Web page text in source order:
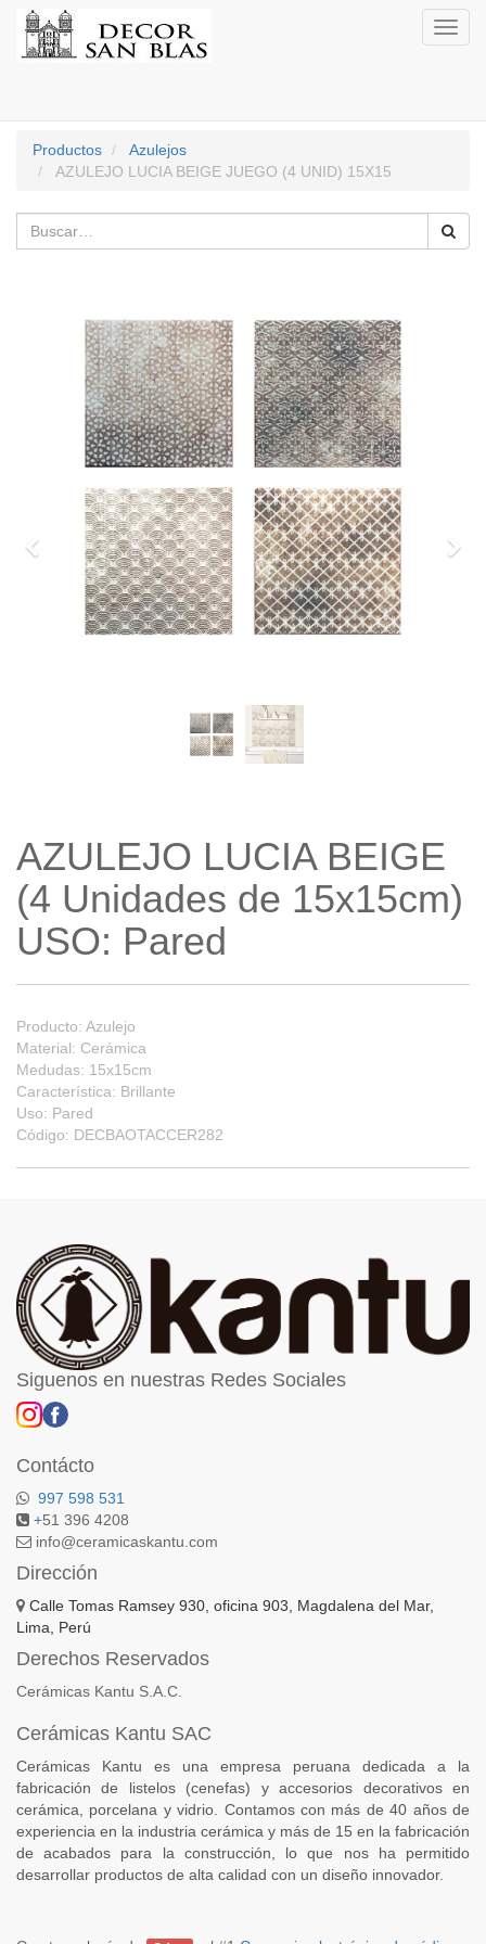
Productos
Azulejos
AZULEJO LUCIA BEIGE JUEGO (4 UNID) 15X15
Previo
AZULEJO LUCIA BEIGE
(4 Unidades de 15x15cm)
USO: Pared
Producto: Azulejo
Material: Cerámica
Medudas: 15x15cm
Característica: Brillante
Uso: Pared
Código: DECBAOTACCER282
Siguenos en nuestras Redes Sociales
Contácto
997 598 531
+51 396 4208
info@ceramicaskantu.com
Dirección
Calle Tomas Ramsey 930, oficina 903, Magdalena del Mar,
Lima, Perú
Derechos Reservados
Cerámicas Kantu S.A.C.
Cerámicas Kantu SAC
Cerámicas Kantu es una empresa peruana dedicada a la
fabricación de listelos (cenefas) y accesorios decorativos en
cerámica, porcelana y vidrio. Contamos con más de 40 años de
experiencia en la industria cerámica y más de 15 en la fabricación
de acabados para la construcción, lo que nos ha permitido
desarrollar productos de alta calidad con un diseño innovador.